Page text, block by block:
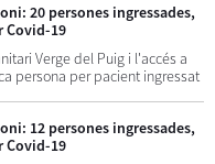
20 persones ingressades,
Covid-19
Verge del Puig i l'accés a
persona per pacient ingressat
12 persones ingressades,
Covid-19